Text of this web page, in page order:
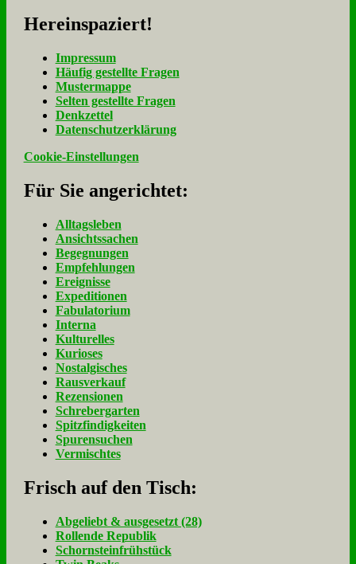
Her­ein­spa­ziert!
Im­pres­sum
Häu­fig ge­stell­te Fra­gen
Mu­ster­map­pe
Sel­ten ge­stell­te Fra­gen
Denk­zet­tel
Da­ten­schutz­er­klä­rung
Cookie-Einstellungen
Für Sie an­ge­rich­tet:
Alltagsleben
Ansichtssachen
Begegnungen
Empfehlungen
Ereignisse
Expeditionen
Fabulatorium
Interna
Kulturelles
Kurioses
Nostalgisches
Rausverkauf
Rezensionen
Schrebergarten
Spitzfindigkeiten
Spurensuchen
Vermischtes
Frisch auf den Tisch:
Ab­ge­liebt & aus­ge­setzt (28)
Rol­len­de Re­pu­blik
Schorn­stein­früh­stück